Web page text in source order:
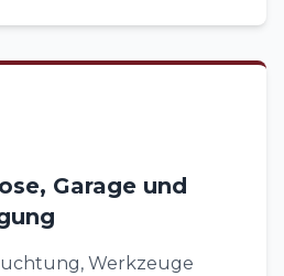
Garage und
Werkzeuge